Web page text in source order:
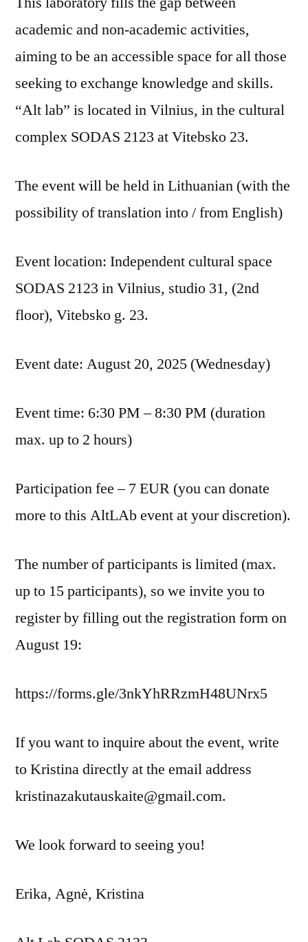
academic and non-academic activities,
aiming to be an accessible space for all those
seeking to exchange knowledge and skills.
“Alt lab” is located in Vilnius, in the cultural
complex SODAS 2123 at Vitebsko 23.
The event will be held in Lithuanian (with the
possibility of translation into / from English)
Event location: Independent cultural space
SODAS 2123 in Vilnius, studio 31, (2nd
floor), Vitebsko g. 23.
Event date: August 20, 2025 (Wednesday)
Event time: 6:30 PM – 8:30 PM (duration
max. up to 2 hours)
Participation fee – 7 EUR (you can donate
more to this AltLAb event at your discretion).
The number of participants is limited (max.
up to 15 participants), so we invite you to
register by filling out the registration form on
August 19:
https://forms.gle/3nkYhRRzmH48UNrx5
If you want to inquire about the event, write
to Kristina directly at the email address
kristinazakutauskaite@gmail.com.
We look forward to seeing you!
Erika, Agnė, Kristina